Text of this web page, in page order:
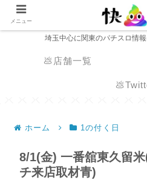
埼玉中心に関東のパチスロ情
💩店舗一覧
ホーム 1の付く日
8/1(金) 一番舘東久留
チ来店取材青)
メニュー